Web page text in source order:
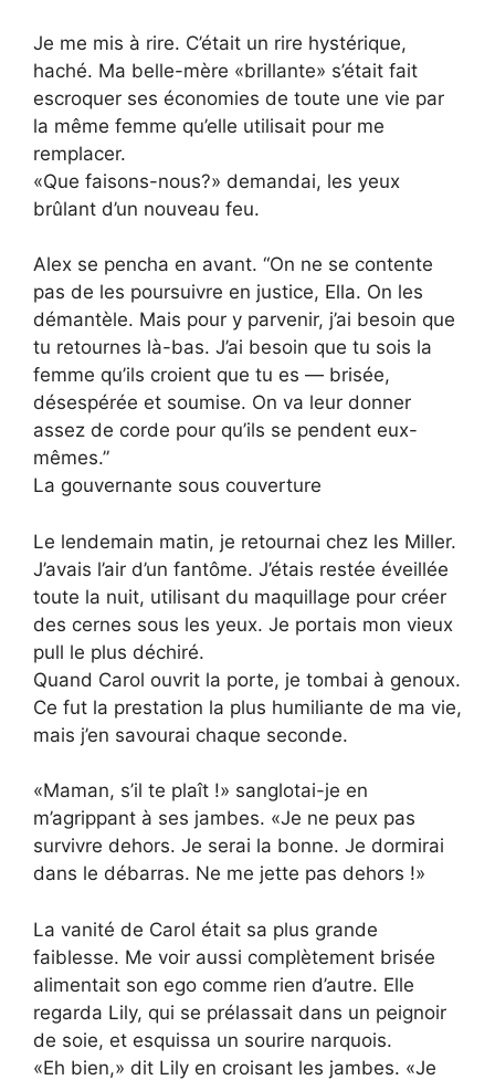
Je me mis à rire. C’était un rire hystérique,
haché. Ma belle-mère «brillante» s’était fait
escroquer ses économies de toute une vie par
la même femme qu’elle utilisait pour me
remplacer.
«Que faisons-nous?» demandai, les yeux
brûlant d’un nouveau feu.
Alex se pencha en avant. “On ne se contente
pas de les poursuivre en justice, Ella. On les
démantèle. Mais pour y parvenir, j’ai besoin que
tu retournes là-bas. J’ai besoin que tu sois la
femme qu’ils croient que tu es — brisée,
désespérée et soumise. On va leur donner
assez de corde pour qu’ils se pendent eux-
mêmes.”
La gouvernante sous couverture
Le lendemain matin, je retournai chez les Miller.
J’avais l’air d’un fantôme. J’étais restée éveillée
toute la nuit, utilisant du maquillage pour créer
des cernes sous les yeux. Je portais mon vieux
pull le plus déchiré.
Quand Carol ouvrit la porte, je tombai à genoux.
Ce fut la prestation la plus humiliante de ma vie,
mais j’en savourai chaque seconde.
«Maman, s’il te plaît !» sanglotai-je en
m’agrippant à ses jambes. «Je ne peux pas
survivre dehors. Je serai la bonne. Je dormirai
dans le débarras. Ne me jette pas dehors !»
La vanité de Carol était sa plus grande
faiblesse. Me voir aussi complètement brisée
alimentait son ego comme rien d’autre. Elle
regarda Lily, qui se prélassait dans un peignoir
de soie, et esquissa un sourire narquois.
«Eh bien,» dit Lily en croisant les jambes. «Je